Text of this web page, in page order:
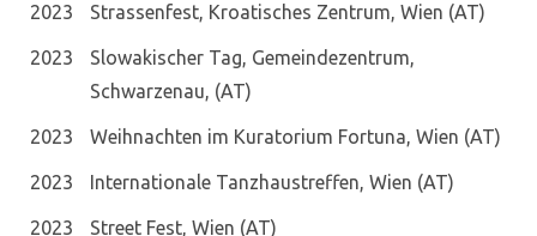
2023 Strassenfest, Kroatisches Zentrum, Wien (AT)
2023
Slowakischer Tag, Gemeindezentrum,
Schwarzenau, (AT)
2023 Weihnachten im Kuratorium Fortuna, Wien (AT)
2023 Internationale Tanzhaustreffen, Wien (AT)
2023 Street Fest, Wien (AT)